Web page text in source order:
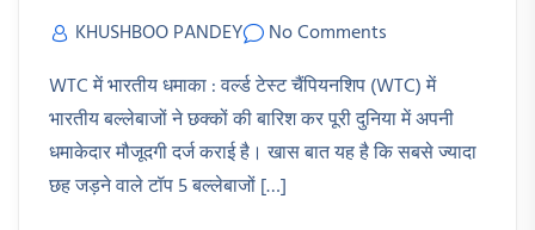
KHUSHBOO PANDEY
No Comments
WTC में भारतीय धमाका : वर्ल्ड टेस्ट चैंपियनशिप (WTC) में
भारतीय बल्लेबाजों ने छक्कों की बारिश कर पूरी दुनिया में अपनी
धमाकेदार मौजूदगी दर्ज कराई है। खास बात यह है कि सबसे ज्यादा
छह जड़ने वाले टॉप 5 बल्लेबाजों […]